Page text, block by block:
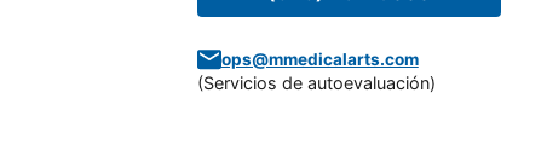
ops@mmedicalarts.com
(Servicios de autoevaluación)